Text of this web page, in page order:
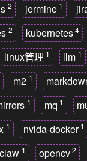
2 jermine 1
2 kubernetes 4
linux管理 1 llm 1
m2 1
1 mq 1
1 nvida-docker 1
1 opencv 2